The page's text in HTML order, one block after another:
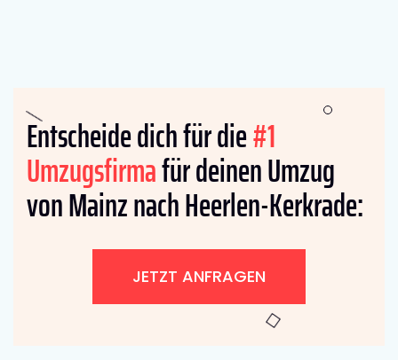
Entscheide dich für die#1
Umzugsfirmafür deinen Umzug
von Mainz nach Heerlen-Kerkrade:
JETZT ANFRAGEN